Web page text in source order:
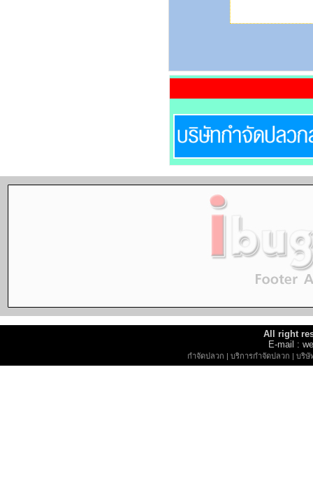
All right
E-mail :
กำจัดปลวก | บริการกำจัดปลวก | บริษั